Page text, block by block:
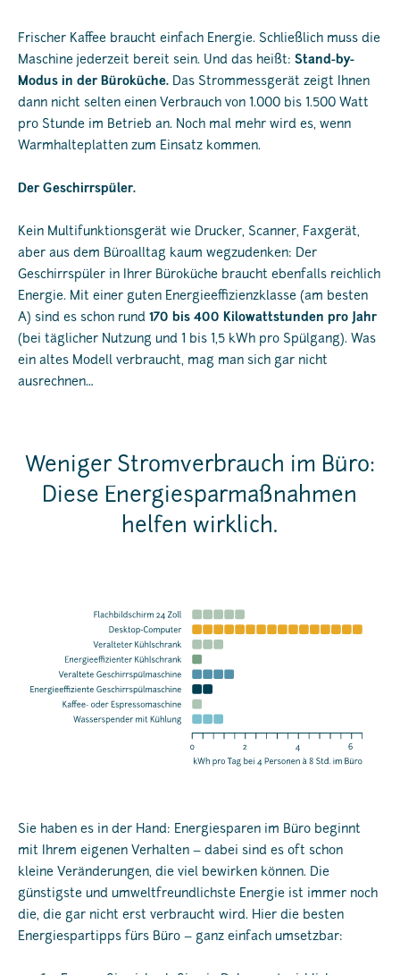
Frischer Kaffee braucht einfach Energie. Schließlich muss die
Maschine jederzeit bereit sein. Und das heißt: Stand-by-
Modus in der Büroküche. Das Strommessgerät zeigt Ihnen
dann nicht selten einen Verbrauch von 1.000 bis 1.500 Watt
pro Stunde im Betrieb an. Noch mal mehr wird es, wenn
Warmhalteplatten zum Einsatz kommen.
Der Geschirrspüler.
Kein Multifunktionsgerät wie Drucker, Scanner, Faxgerät,
aber aus dem Büroalltag kaum wegzudenken: Der
Geschirrspüler in Ihrer Büroküche braucht ebenfalls reichlich
Energie. Mit einer guten Energieeffizienzklasse (am besten
A) sind es schon rund 170 bis 400 Kilowattstunden pro Jahr
(bei täglicher Nutzung und 1 bis 1,5 kWh pro Spülgang). Was
ein altes Modell verbraucht, mag man sich gar nicht
ausrechnen…
Weniger Stromverbrauch im Büro:
Diese Energiesparmaßnahmen
helfen wirklich.
Sie haben es in der Hand: Energiesparen im Büro beginnt
mit Ihrem eigenen Verhalten – dabei sind es oft schon
kleine Veränderungen, die viel bewirken können. Die
günstigste und umweltfreundlichste Energie ist immer noch
die, die gar nicht erst verbraucht wird. Hier die besten
Energiespartipps fürs Büro – ganz einfach umsetzbar: